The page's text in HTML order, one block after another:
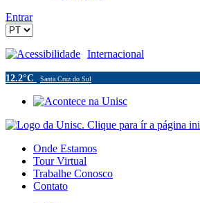
Entrar
Acessibilidade Internacional
12.2°C Santa Cruz do Sul
Onde Estamos
Tour Virtual
Trabalhe Conosco
Contato